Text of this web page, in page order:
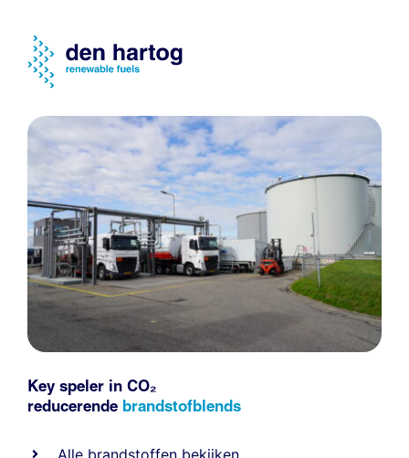
Key speler in CO₂
reducerende brandstofblends
Alle brandstoffen bekijken